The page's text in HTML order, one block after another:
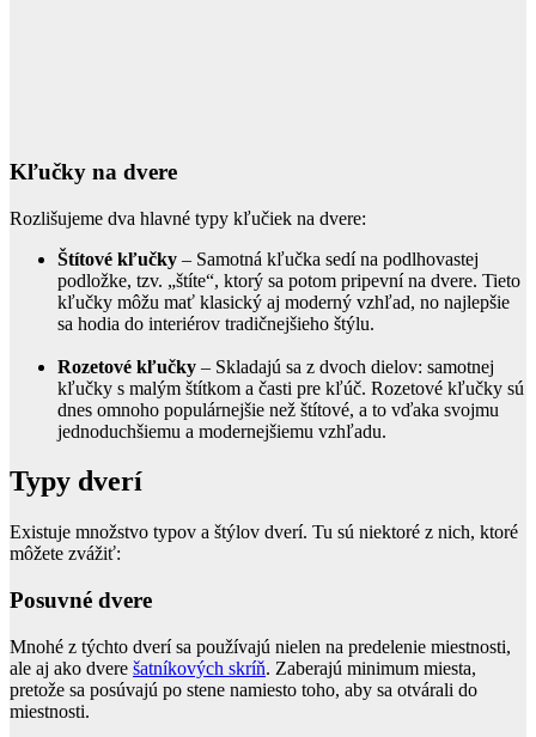
Kľučky na dvere
Rozlišujeme dva hlavné typy kľučiek na dvere:
Štítové kľučky – Samotná kľučka sedí na podlhovastej
podložke, tzv. „štíte“, ktorý sa potom pripevní na dvere. Tieto
kľučky môžu mať klasický aj moderný vzhľad, no najlepšie
sa hodia do interiérov tradičnejšieho štýlu.
Rozetové kľučky – Skladajú sa z dvoch dielov: samotnej
kľučky s malým štítkom a časti pre kľúč. Rozetové kľučky sú
dnes omnoho populárnejšie než štítové, a to vďaka svojmu
jednoduchšiemu a modernejšiemu vzhľadu.
Typy dverí
Existuje množstvo typov a štýlov dverí. Tu sú niektoré z nich, ktoré
môžete zvážiť:
Posuvné dvere
Mnohé z týchto dverí sa používajú nielen na predelenie miestnosti,
ale aj ako dvere šatníkových skríň. Zaberajú minimum miesta,
pretože sa posúvajú po stene namiesto toho, aby sa otvárali do
miestnosti.